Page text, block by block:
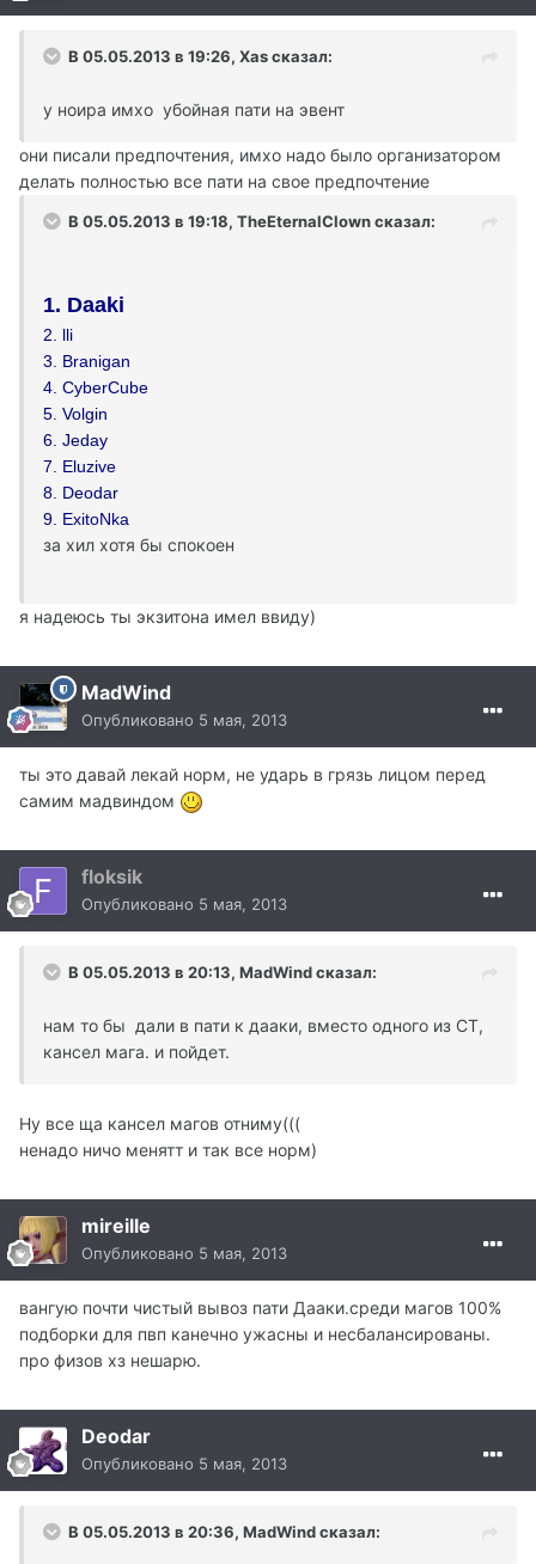
В 05.05.2013 в 19:26, Xas сказал:
у ноира имхо убойная пати на эвент
они писали предпочтения, имхо надо было организатором
делать полностью все пати на свое предпочтение
В 05.05.2013 в 19:18, TheEternalClown сказал:
1. Daaki
2. lli
3. Branigan
4. CyberCube
5. Volgin
6. Jeday
7. Eluzive
8. Deodar
9. ExitoNka
за хил хотя бы спокоен
я надеюсь ты экзитона имел ввиду)
MadWind
Опубликовано 5 мая, 2013
ты это давай лекай норм, не ударь в грязь лицом перед
самим мадвиндом
floksik
Опубликовано 5 мая, 2013
В 05.05.2013 в 20:13, MadWind сказал:
нам то бы дали в пати к дааки, вместо одного из СТ,
кансел мага. и пойдет.
Ну все ща кансел магов отниму(((
ненадо ничо менятт и так все норм)
mireille
Опубликовано 5 мая, 2013
вангую почти чистый вывоз пати Дааки.среди магов 100%
подборки для пвп канечно ужасны и несбалансированы.
про физов хз нешарю.
Deodar
Опубликовано 5 мая, 2013
В 05.05.2013 в 20:36, MadWind сказал: